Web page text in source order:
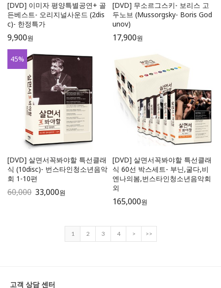
[DVD] 이미자 평양특별공연+ 골
든베스트- 오리지널사운드 (2dis
c)- 한정특가
9,900원
[DVD] 무소르그스키- 보리스 고
두노브 (Mussorgsky- Boris God
unov)
17,900원
45%
[DVD] 살면서꼭봐야할 특선클래
식 (10disc)- 번스타인청소년음악
회 1-10편
60,000 33,000원
[DVD] 살면서꼭봐야할 특선클래
식 60선 박스세트- 부닌,굴다,비
엔나의봄,번스타인청소년음악회
외
165,000원
1 2 3 4 > >>
고객 상담 센터